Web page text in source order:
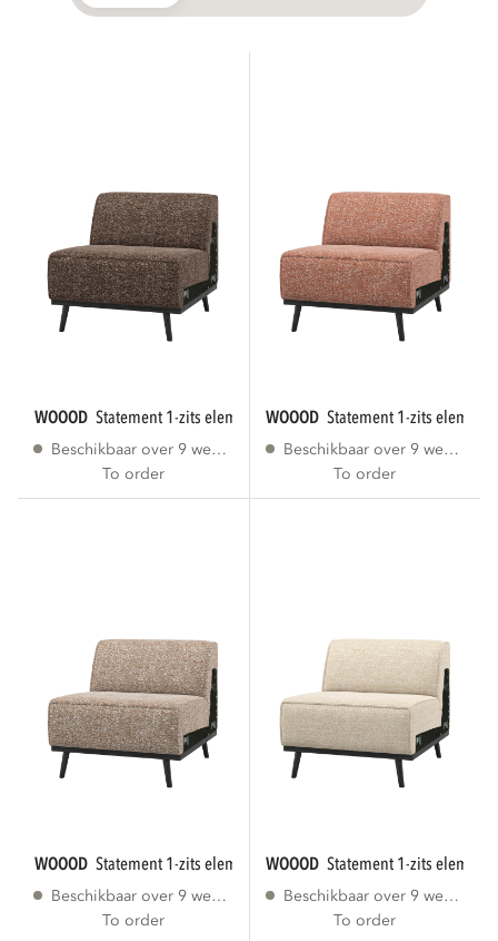
WOOOD statement 1-zits element bruin melange...
Beschikbaar over 9 weken
To order
WOOOD statement 1-zits
Beschikbaar over 9 weken
To order
WOOOD statement 1-zits element lichtbruin...
Beschikbaar over 9 weken
To order
WOOOD statement 1-zits
Beschikbaar over 9 weken
To order